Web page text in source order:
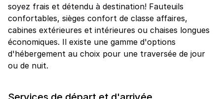
soyez frais et détendu à destination! Fauteuils
confortables, sièges confort de classe affaires,
cabines extérieures et intérieures ou chaises longues
économiques. Il existe une gamme d'options
d'hébergement au choix pour une traversée de jour
ou de nuit.